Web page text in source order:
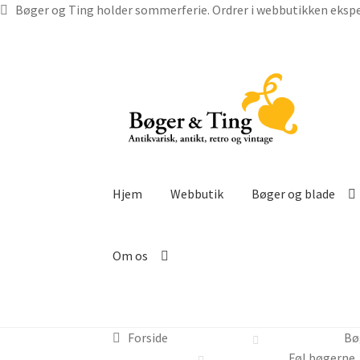
Bøger og Ting holder sommerferie. Ordrer i webbutikken
navigation
indhold
Hjem Webbutik Bøger og blade
Om os
Forside